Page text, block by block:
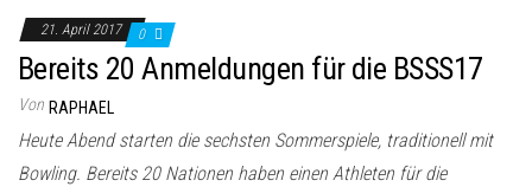
21. April 2017 0
Bereits 20 Anmeldungen für die BSSS17
Von RAPHAEL
Heute Abend starten die sechsten Sommerspiele, traditionell mit
Bowling. Bereits 20 Nationen haben einen Athleten für die